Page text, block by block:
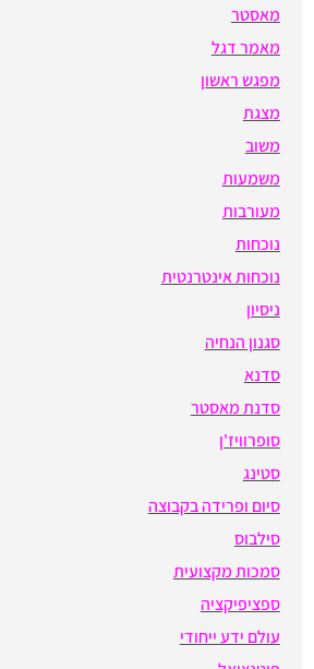
מאסטר
מאמר דגל
מפגש ראשון
מצגת
משוב
משמעות
מעורבות
נוכחות
נוכחות אינטרנטית
ניסיון
סגנון הנחיה
סדנא
סדנת מאסטר
סופרוויז'ן
סטינג
סיום ופרידה בקבוצה
סילבוס
סמכות מקצועית
ספציפיקציה
עולם ידע ייחודי